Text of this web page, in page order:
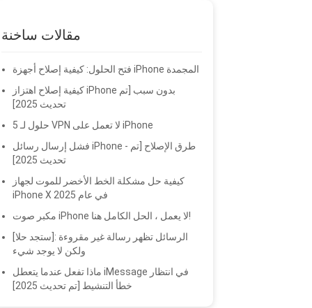
مقالات ساخنة
فتح الحلول: كيفية إصلاح أجهزة iPhone المجمدة
كيفية إصلاح اهتزاز iPhone بدون سبب [تم
تحديث 2025]
5 حلول لـ VPN لا تعمل على iPhone
فشل إرسال رسائل iPhone - طرق الإصلاح [تم
تحديث 2025]
كيفية حل مشكلة الخط الأخضر للموت لجهاز
iPhone X في عام 2025
مكبر صوت iPhone لا يعمل ، الحل الكامل هنا!
ولكن لا يوجد شيء
ماذا تفعل عندما يتعطل iMessage في انتظار
خطأ التنشيط [تم تحديث 2025]